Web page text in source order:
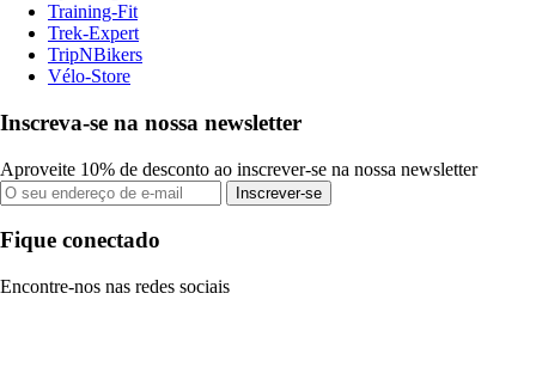
Training-Fit
Trek-Expert
TripNBikers
Vélo-Store
Inscreva-se na nossa newsletter
Aproveite 10% de desconto ao inscrever-se na nossa newsletter
Inscrever-se
Fique conectado
Encontre-nos nas redes sociais